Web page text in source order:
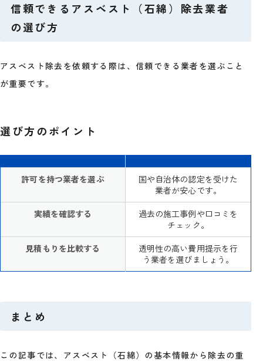
信頼できるアスベスト（石綿）除去業者
の選び方
アスベスト除去を依頼する際は、信頼できる業者を選ぶこと
が重要です。
選び方のポイント
許可を持つ業者を選ぶ
国や自治体の認定を受けた
業者が安心です。
実績を確認する
過去の施工事例や口コミを
チェック。
見積もりを比較する
透明性の高い費用提示を行
う業者を選びましょう。
まとめ
この記事では、アスベスト（石綿）の基本情報から除去の重